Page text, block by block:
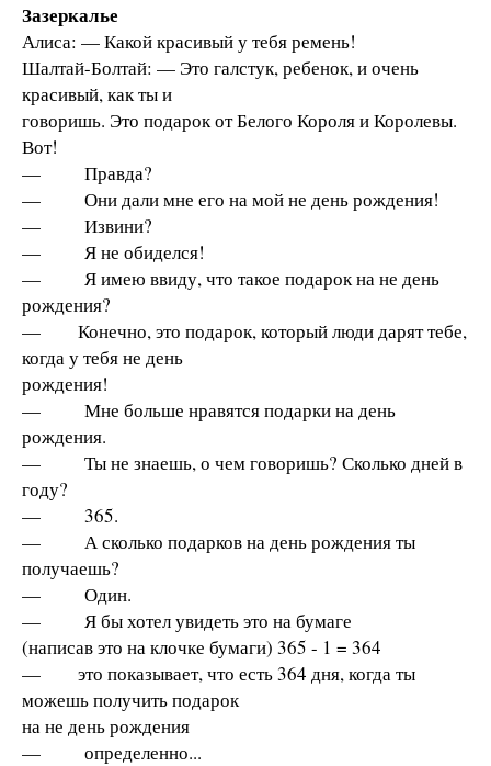
Зазеркалье
Алиса: — Какой красивый у тебя ремень!
Шалтай-Болтай: — Это галстук, ребенок, и очень
красивый, как ты и
говоришь. Это подарок от Белого Короля и Королевы.
Вот!
— Правда?
— Они дали мне его на мой не день рождения!
— Извини?
— Я не обиделся!
— Я имею ввиду, что такое подарок на не день
рождения?
— Конечно, это подарок, который люди дарят тебе,
когда у тебя не день
рождения!
— Мне больше нравятся подарки на день
рождения.
— Ты не знаешь, о чем говоришь? Сколько дней в
году?
— 365.
— А сколько подарков на день рождения ты
получаешь?
— Один.
— Я бы хотел увидеть это на бумаге
(написав это на клочке бумаги) 365 - 1 = 364
— это показывает, что есть 364 дня, когда ты
можешь получить подарок
на не день рождения
— определенно...